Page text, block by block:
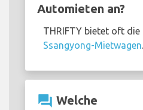
Automieten an?
THRIFTY bietet oft die
Ssangyong-Mietwagen
question_answer Welche